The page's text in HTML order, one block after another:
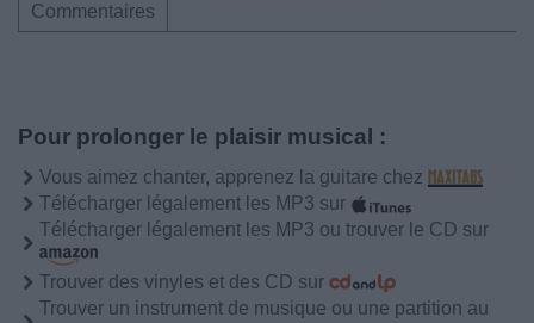
Commentaires
Pour prolonger le plaisir musical :
Vous aimez chanter, apprenez la guitare chez
Télécharger légalement les MP3 sur
Télécharger légalement les MP3 ou trouver le CD sur
Trouver des vinyles et des CD sur
Trouver un instrument de musique ou une partition au